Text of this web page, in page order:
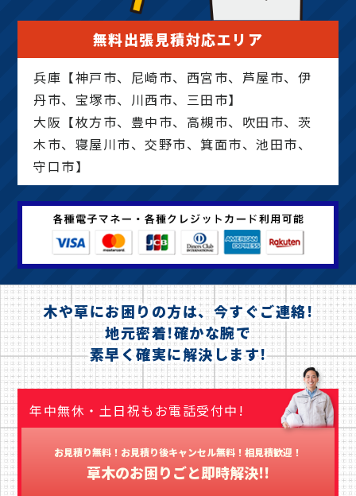
無料出張見積対応エリア
兵庫【神戸市、尼崎市、西宮市、芦屋市、伊
丹市、宝塚市、川西市、三田市】
大阪【枚方市、豊中市、高槻市、吹田市、茨
木市、寝屋川市、交野市、箕面市、池田市、
守口市】
木や草にお困りの方は、今すぐご連絡!
地元密着!確かな腕で
素早く確実に解決します!
年中無休・土日祝もお電話受付中!
お見積り無料！お見積り後キャンセル無料！相見積歓迎！
草木のお困りごと即時解決!!